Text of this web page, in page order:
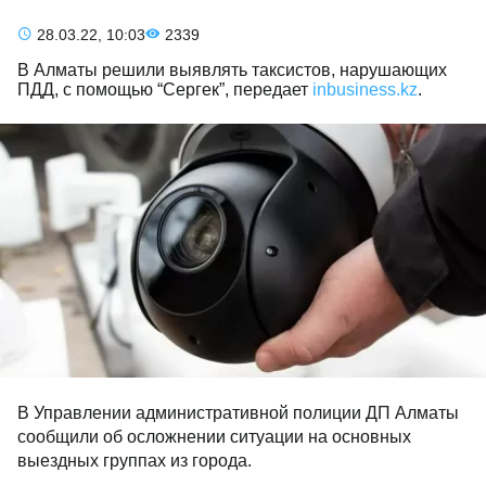
28.03.22, 10:03 2339
В Алматы решили выявлять таксистов, нарушающих
ПДД, с помощью “Сергек”, передает inbusiness.kz.
В Управлении административной полиции ДП Алматы
сообщили об осложнении ситуации на основных
выездных группах из города.